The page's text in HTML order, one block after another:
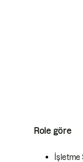
Role göre
İşletme